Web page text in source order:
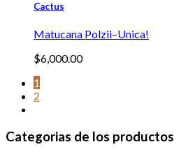
Cactus
Matucana Polzii–Unica!
$6,000.00
1
2
Categorias de los productos